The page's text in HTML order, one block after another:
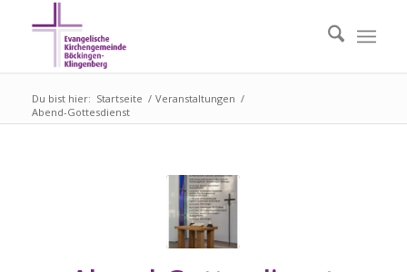
Du bist hier: Startseite / Veranstaltungen /
Abend-Gottesdienst